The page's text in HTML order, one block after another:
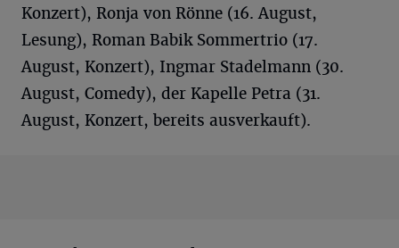
Konzert), Ronja von Rönne (16. August,
Lesung), Roman Babik Sommertrio (17.
August, Konzert), Ingmar Stadelmann (30.
August, Comedy), der Kapelle Petra (31.
August, Konzert, bereits ausverkauft).